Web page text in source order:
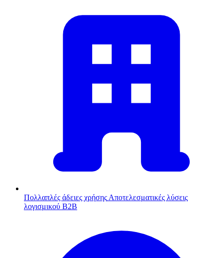
Πολλαπλές άδειες χρήσης Αποτελεσματικές λύσεις
λογισμικού B2B